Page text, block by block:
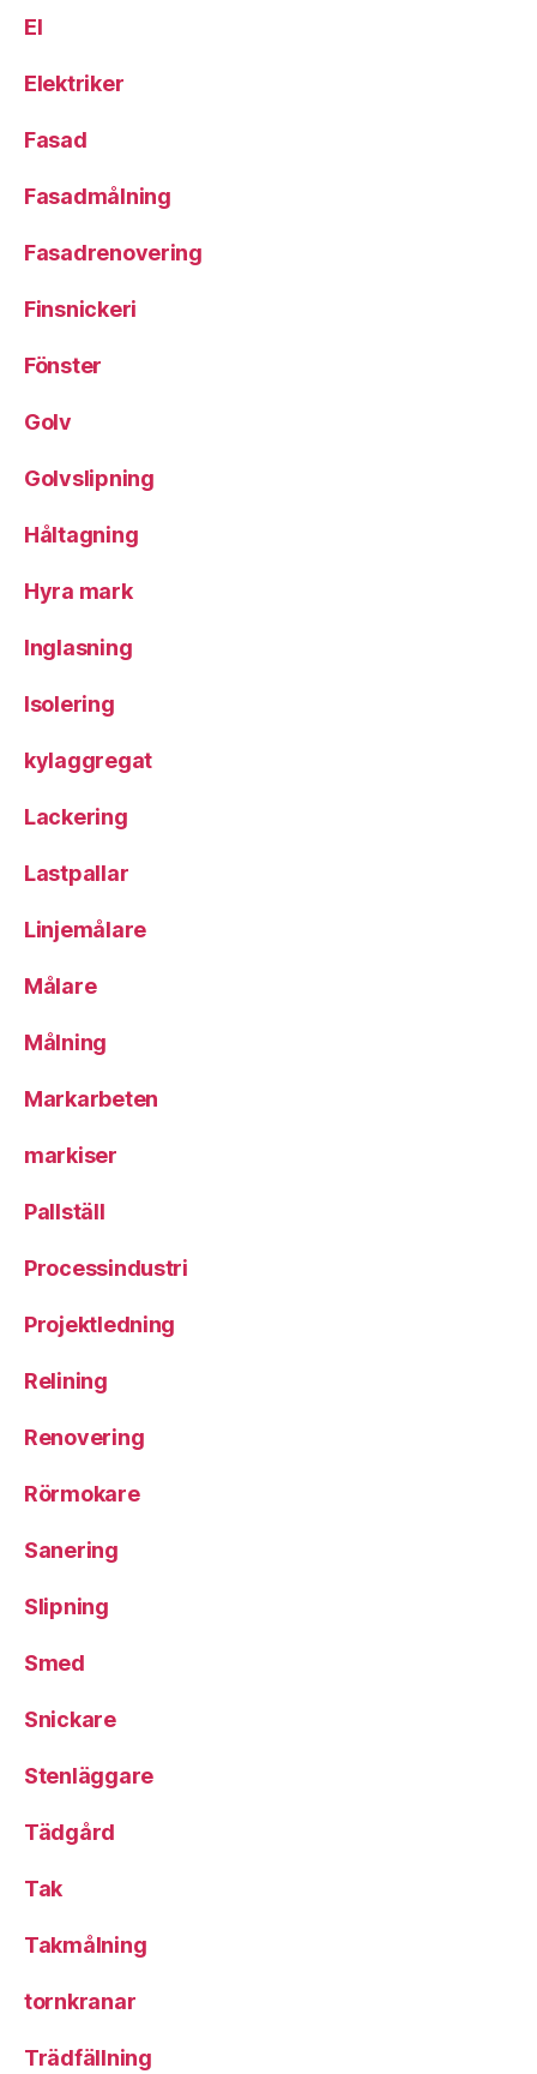
El
Elektriker
Fasad
Fasadmålning
Fasadrenovering
Finsnickeri
Fönster
Golv
Golvslipning
Håltagning
Hyra mark
Inglasning
Isolering
kylaggregat
Lackering
Lastpallar
Linjemålare
Målare
Målning
Markarbeten
markiser
Pallställ
Processindustri
Projektledning
Relining
Renovering
Rörmokare
Sanering
Slipning
Smed
Snickare
Stenläggare
Tädgård
Tak
Takmålning
tornkranar
Trädfällning